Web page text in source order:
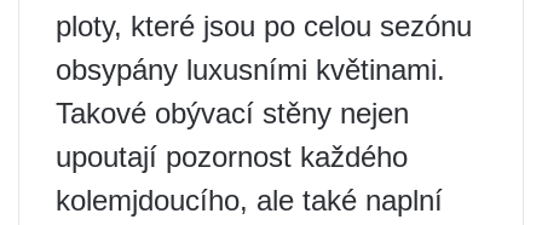
ploty, které jsou po celou sezónu
obsypány luxusními květinami.
Takové obývací stěny nejen
upoutají pozornost každého
kolemjdoucího, ale také naplní